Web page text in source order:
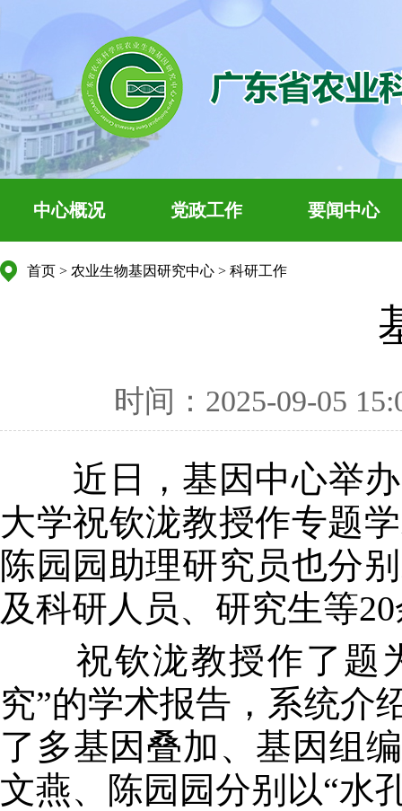
中心概况 党政工作 要闻中心
首页 > 农业生物基因研究中心 > 科研工作
时间：2025-09-05
近日，基因中心举办
大学祝钦泷教授作专题
陈园园助理研究员也分
及科研人员、研究生等
祝钦泷教授作了题为
究”的学术报告，系统介
了多基因叠加、基因组
文燕、陈园园分别以“水